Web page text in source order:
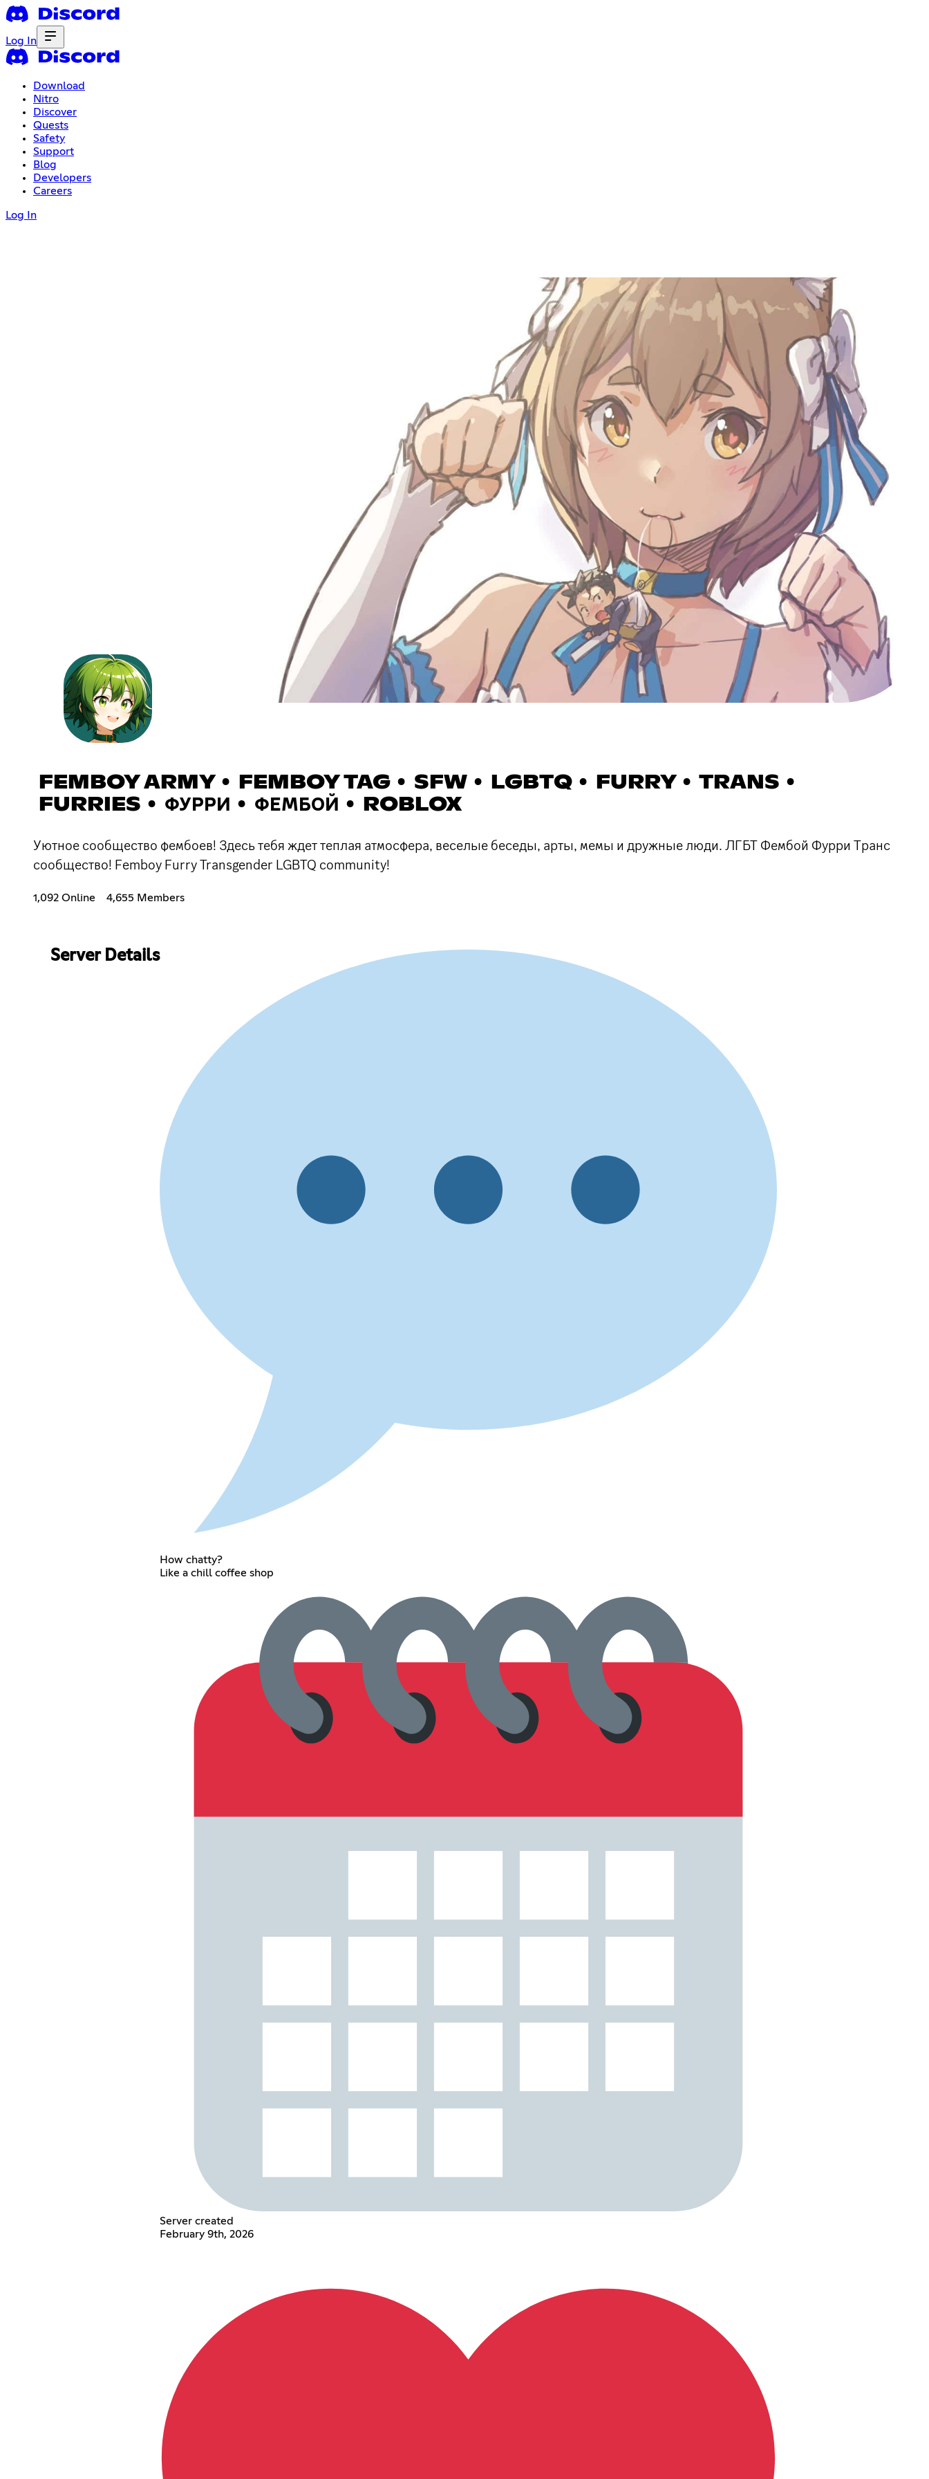
Log In
Download
Nitro
Discover
Quests
Safety
Support
Blog
Developers
Careers
Log In
FEMBOY ARMY • FEMBOY TAG • SFW • LGBTQ • FURRY • TRANS •
FURRIES • ФУРРИ • ФЕМБОЙ • ROBLOX
Уютное сообщество фембоев! Здесь тебя ждет теплая атмосфера, веселые беседы, арты, мемы и дружные люди. ЛГБТ Фембой Фурри Транс
сообщество! Femboy Furry Transgender LGBTQ community!
1,092 Online 4,655 Members
Server Details
How chatty?
Like a chill coffee shop
Server created
February 9th, 2026